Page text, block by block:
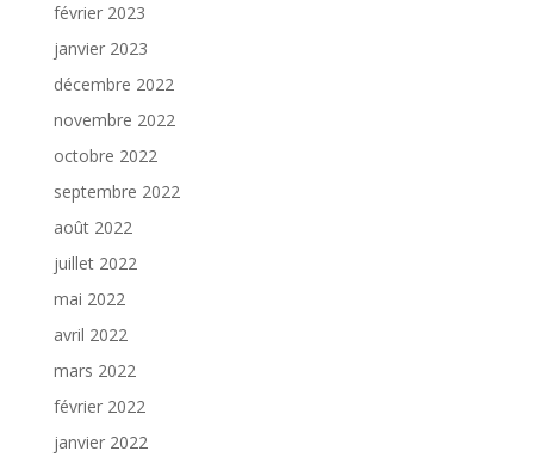
février 2023
janvier 2023
décembre 2022
novembre 2022
octobre 2022
septembre 2022
août 2022
juillet 2022
mai 2022
avril 2022
mars 2022
février 2022
janvier 2022